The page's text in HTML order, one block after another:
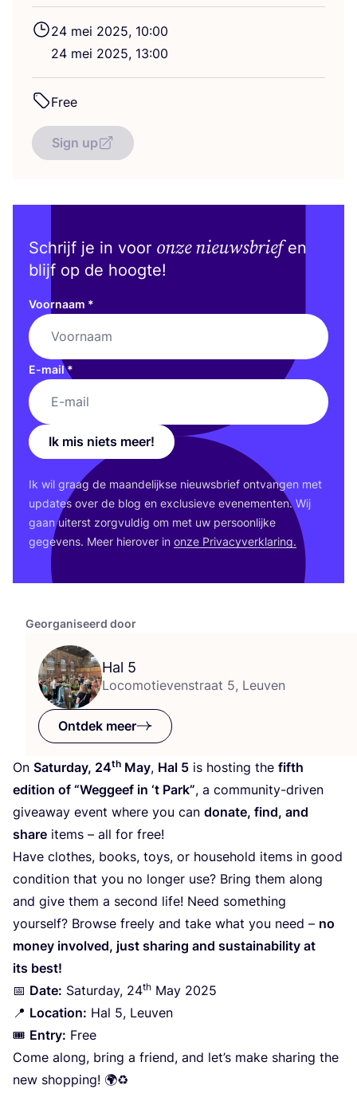
Georganiseerd door
Hal 5
Locomotievenstraat 5, Leuven
Ontdek meer
On Satur­day, 24th May, Hal 5 is hos­ting the fifth
edi­ti­on of “Weg­geef in ‘t Park”, a com­mu­ni­ty-dri­ven
givea­way event whe­re you can dona­te, find, and
sha­re items – all for free!
Have clo­t­hes, books, toys, or hou­se­hold items in good
con­di­ti­on that you no lon­ger use? Bring them along
and give them a second life! Need some­thing
yourself? Brow­se freely and take what you need – no
money invol­ved, just sha­ring and sustai­na­bi­li­ty at
its best!
📅 Date: Satur­day, 24th May 2025
📍 Loca­ti­on: Hal 5, Leu­ven
🎟 Entry: Free
Come along, bring a friend, and let’s make sha­ring the
new shopping! 🌍♻
24 mei 2025, 10:00
24 mei 2025, 13:00
Free
Sign up
Schrijf je in voor onze nieuwsbriefen
blijf op de hoogte!
Voornaam *
E-mail*
Ik mis niets meer!
Ik wil graag de maan­de­lijk­se nieuws­brief ont­van­gen met
upda­tes over de blog en exclu­sie­ve eve­ne­men­ten. Wij
gaan uiterst zorg­vul­dig om met uw per­soon­lij­ke
gege­vens. Meer hier­over in onze Pri­va­cy­ver­kla­ring.